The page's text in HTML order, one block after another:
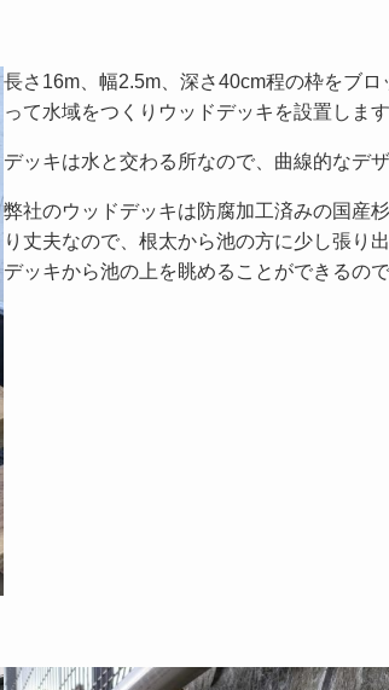
長さ16m、幅2.5m、深さ40cm程の枠をブ
って水域をつくりウッドデッキを設置します
デッキは水と交わる所なので、曲線的なデ
弊社のウッドデッキは防腐加工済みの国産
り丈夫なので、根太から池の方に少し張り
デッキから池の上を眺めることができるので